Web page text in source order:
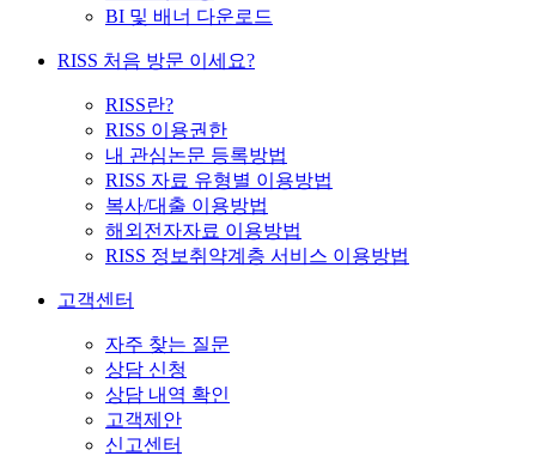
BI 및 배너 다운로드
RISS 처음 방문 이세요?
RISS란?
RISS 이용권한
내 관심논문 등록방법
RISS 자료 유형별 이용방법
복사/대출 이용방법
해외전자자료 이용방법
RISS 정보취약계층 서비스 이용방법
고객센터
자주 찾는 질문
상담 신청
상담 내역 확인
고객제안
신고센터